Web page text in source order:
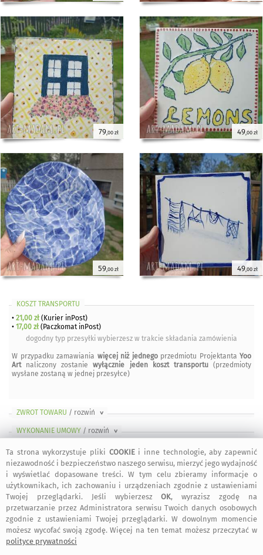
79,00 zł 49,00 zł
59,00 zł 49,00 zł
KOSZT TRANSPORTU
• 21,00 zł (Kurier inPost)
• 17,00 zł (Paczkomat inPost)
dogodny typ przesyłki wybierzesz w trakcie składania zamówienia
W przypadku zamawiania więcej niż jednegoprzedmiotu Projektanta Yoo
Artnaliczony zostaniewyłącznie jeden koszt transportu(przedmioty
wysłane zostaną w jednej przesyłce)
ZWROT TOWARU / rozwiń >
WYKONANIE UMOWY / rozwiń >
FAKTURY i RACHUNKI/ rozwiń>
OGÓLNE BEZPIECZEŃSTWO PRODUKTU (GPSR)/ rozwiń >
Ta strona wykorzystuje pliki COOKIEi inne technologie, aby zapewnić
niezawodność i bezpieczeństwo naszego serwisu, mierzyć jego wydajność
i wyświetlać dopasowane treści. W tym celu zbieramy informacje o
użytkownikach, ich zachowaniu i urządzeniach zgodnie z ustawieniami
Twojej przeglądarki. Jeśli wybierzeszOK, wyrazisz zgodę na
przetwarzanie przez Administratora serwisu Twoich danych osobowych
zgodnie z ustawieniami Twojej przeglądarki. W dowolnym momencie
możesz wycofać swoją zgodę. Więcej na ten temat możesz przeczytać w
polityce prywatności
bezpieczne
zakupy
regulamin
serwisu
dołącz do nas informacje